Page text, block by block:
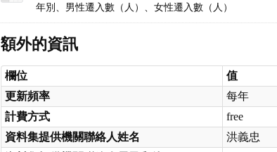
年別、男性遷入數（人）、女性遷入數（人）
額外的資訊
欄位
值
更新頻率
每年
計費方式
free
資料集提供機關聯絡人姓名
洪義忠